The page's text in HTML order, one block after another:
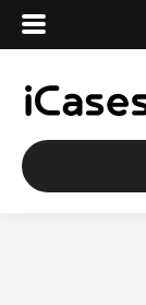
Вход
О магазине